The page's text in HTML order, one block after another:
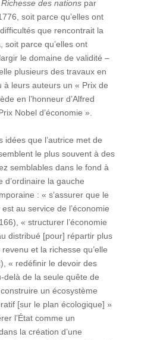
Richesse des nations par
soit parce qu’elles ont
que rencontrait la
soit parce qu’elles ont
le domaine de validité –
plusieurs des travaux en
à leurs auteurs un « Prix de
en l’honneur d’Alfred
Nobel d’économie ».
idées que l’autrice met de
le plus souvent à des
semblables dans le fond à
d’ordinaire la gauche
: « s’assurer que le
au service de l’économie
« structurer l’économie
distribué [pour] répartir plus
et la richesse qu’elle
« redéfinir le devoir des
delà de la seule quête de
un écosystème
[sur le plan écologique] »
l’État comme un
la création d’une